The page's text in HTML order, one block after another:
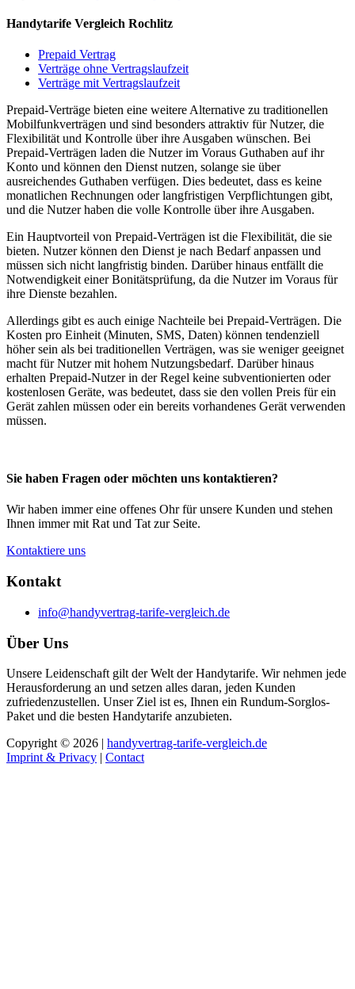
Handytarife Vergleich Rochlitz
Prepaid Vertrag
Verträge ohne Vertragslaufzeit
Verträge mit Vertragslaufzeit
Prepaid-Verträge bieten eine weitere Alternative zu traditionellen
Mobilfunkverträgen und sind besonders attraktiv für Nutzer, die
Flexibilität und Kontrolle über ihre Ausgaben wünschen. Bei
Prepaid-Verträgen laden die Nutzer im Voraus Guthaben auf ihr
Konto und können den Dienst nutzen, solange sie über
ausreichendes Guthaben verfügen. Dies bedeutet, dass es keine
monatlichen Rechnungen oder langfristigen Verpflichtungen gibt,
und die Nutzer haben die volle Kontrolle über ihre Ausgaben.
Ein Hauptvorteil von Prepaid-Verträgen ist die Flexibilität, die sie
bieten. Nutzer können den Dienst je nach Bedarf anpassen und
müssen sich nicht langfristig binden. Darüber hinaus entfällt die
Notwendigkeit einer Bonitätsprüfung, da die Nutzer im Voraus für
ihre Dienste bezahlen.
Allerdings gibt es auch einige Nachteile bei Prepaid-Verträgen. Die
Kosten pro Einheit (Minuten, SMS, Daten) können tendenziell
höher sein als bei traditionellen Verträgen, was sie weniger geeignet
macht für Nutzer mit hohem Nutzungsbedarf. Darüber hinaus
erhalten Prepaid-Nutzer in der Regel keine subventionierten oder
kostenlosen Geräte, was bedeutet, dass sie den vollen Preis für ein
Gerät zahlen müssen oder ein bereits vorhandenes Gerät verwenden
müssen.
Sie haben Fragen oder möchten uns kontaktieren?
Wir haben immer eine offenes Ohr für unsere Kunden und stehen
Ihnen immer mit Rat und Tat zur Seite.
Kontaktiere uns
Kontakt
info@handyvertrag-tarife-vergleich.de
Über Uns
Unsere Leidenschaft gilt der Welt der Handytarife. Wir nehmen jede
Herausforderung an und setzen alles daran, jeden Kunden
zufriedenzustellen. Unser Ziel ist es, Ihnen ein Rundum-Sorglos-
Paket und die besten Handytarife anzubieten.
Copyright © 2026 | handyvertrag-tarife-vergleich.de
Imprint & Privacy | Contact